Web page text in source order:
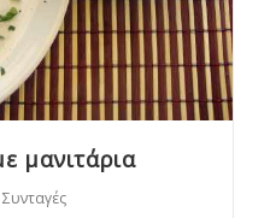
μανιτάρια
Συνταγές